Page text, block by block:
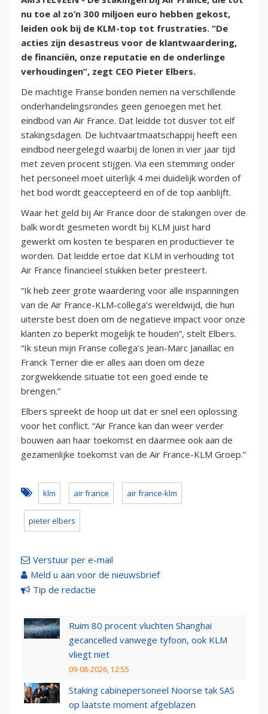
nu toe al zo’n 300 miljoen euro hebben gekost,
leiden ook bij de KLM-top tot frustraties. “De
acties zijn desastreus voor de klantwaardering,
de financiën, onze reputatie en de onderlinge
verhoudingen”, zegt CEO Pieter Elbers.
De machtige Franse bonden nemen na verschillende
onderhandelingsrondes geen genoegen met het
eindbod van Air France. Dat leidde tot dusver tot elf
stakingsdagen. De luchtvaartmaatschappij heeft een
eindbod neergelegd waarbij de lonen in vier jaar tijd
met zeven procent stijgen. Via een stemming onder
het personeel moet uiterlijk 4 mei duidelijk worden of
het bod wordt geaccepteerd en of de top aanblijft.
Waar het geld bij Air France door de stakingen over de
balk wordt gesmeten wordt bij KLM juist hard
gewerkt om kosten te besparen en productiever te
worden. Dat leidde ertoe dat KLM in verhouding tot
Air France financieel stukken beter presteert.
“Ik heb zeer grote waardering voor alle inspanningen
van de Air France-KLM-collega’s wereldwijd, die hun
uiterste best doen om de negatieve impact voor onze
klanten zo beperkt mogelijk te houden”, stelt Elbers.
“Ik steun mijn Franse collega’s Jean-Marc Janaillac en
Franck Terner die er alles aan doen om deze
zorgwekkende situatie tot een goed einde te
brengen.”
Elbers spreekt de hoop uit dat er snel een oplossing
voor het conflict. “Air France kan dan weer verder
bouwen aan haar toekomst en daarmee ook aan de
gezamenlijke toekomst van de Air France-KLM Groep.”
klm air france air france-klm
pieter elbers
Verstuur per e-mail
Meld u aan voor de nieuwsbrief
Tip de redactie
Ruim 80 procent vluchten Shanghai
gecancelled vanwege tyfoon, ook KLM
vliegt niet
09-08-2026, 12:55
Staking cabinepersoneel Noorse tak SAS
op laatste moment afgeblazen